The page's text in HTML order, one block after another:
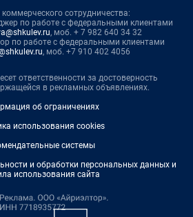
сотрудничества:
по работе с федеральными клиентами
, моб. + 7 982 640 34 32
по работе с федеральными клиентами
, моб. +7 910 402 4056
ответственности за достоверность
в рекламных объявлениях.
об ограничениях
использования cookies
системы
и обработки персональных данных и
использования сайта